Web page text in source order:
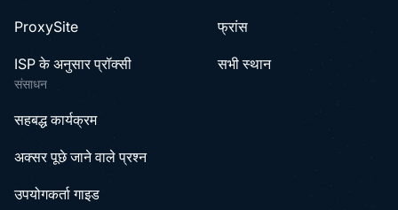
ProxySite
ISP के अनुसार प्रॉक्सी
फ्रांस
सभी स्थान
संसाधन
सहबद्ध कार्यक्रम
अक्सर पूछे जाने वाले प्रश्न
उपयोगकर्ता गाइड